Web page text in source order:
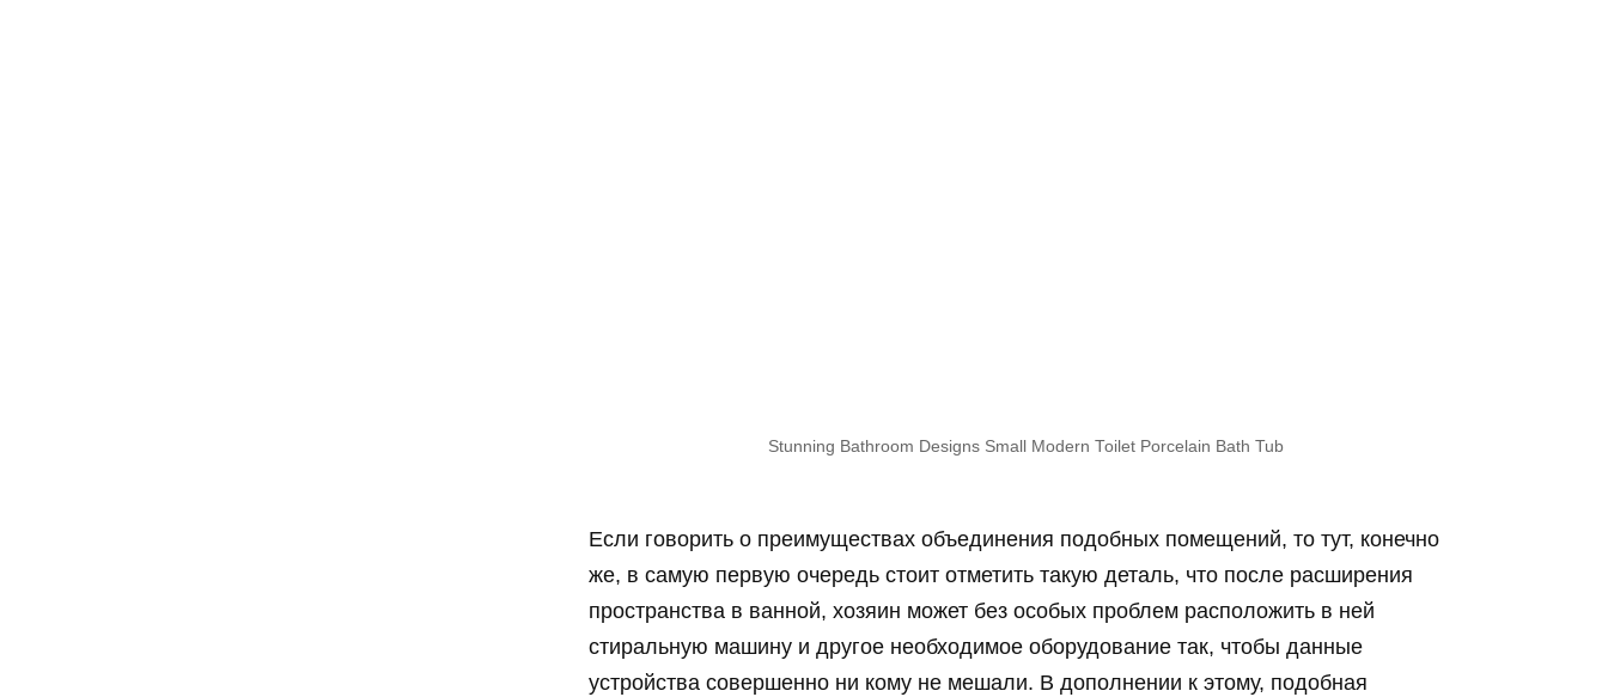
Stunning Bathroom Designs Small Modern Toilet Porcelain Bath Tub
Если говорить о преимуществах объединения подобных помещений, то тут, конечно
же, в самую первую очередь стоит отметить такую деталь, что после расширения
пространства в ванной, хозяин может без особых проблем расположить в ней
стиральную машину и другое необходимое оборудование так, чтобы данные
устройства совершенно ни кому не мешали. В дополнении к этому, подобная